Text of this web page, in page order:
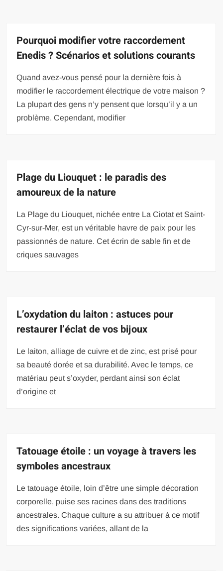
Pourquoi modifier votre raccordement
Enedis ? Scénarios et solutions courants
Quand avez-vous pensé pour la dernière fois à
modifier le raccordement électrique de votre maison ?
La plupart des gens n’y pensent que lorsqu’il y a un
problème. Cependant, modifier
Plage du Liouquet : le paradis des
amoureux de la nature
La Plage du Liouquet, nichée entre La Ciotat et Saint-
Cyr-sur-Mer, est un véritable havre de paix pour les
passionnés de nature. Cet écrin de sable fin et de
criques sauvages
L’oxydation du laiton : astuces pour
restaurer l’éclat de vos bijoux
Le laiton, alliage de cuivre et de zinc, est prisé pour
sa beauté dorée et sa durabilité. Avec le temps, ce
matériau peut s’oxyder, perdant ainsi son éclat
d’origine et
Tatouage étoile : un voyage à travers les
symboles ancestraux
Le tatouage étoile, loin d’être une simple décoration
corporelle, puise ses racines dans des traditions
ancestrales. Chaque culture a su attribuer à ce motif
des significations variées, allant de la